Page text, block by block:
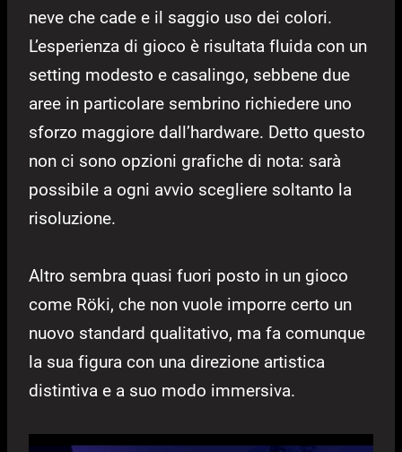
neve che cade e il saggio uso dei colori.
L’esperienza di gioco è risultata fluida con un
setting modesto e casalingo, sebbene due
aree in particolare sembrino richiedere uno
sforzo maggiore dall’hardware. Detto questo
non ci sono opzioni grafiche di nota: sarà
possibile a ogni avvio scegliere soltanto la
risoluzione.
Altro sembra quasi fuori posto in un gioco
come Röki, che non vuole imporre certo un
nuovo standard qualitativo, ma fa comunque
la sua figura con una direzione artistica
distintiva e a suo modo immersiva.